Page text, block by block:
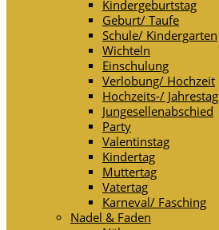
Kindergeburtstag
Geburt/ Taufe
Schule/ Kindergarten
Wichteln
Einschulung
Verlobung/ Hochzeit
Hochzeits-/ Jahrestag
Jungesellenabschied
Party
Valentinstag
Kindertag
Muttertag
Vatertag
Karneval/ Fasching
Nadel & Faden